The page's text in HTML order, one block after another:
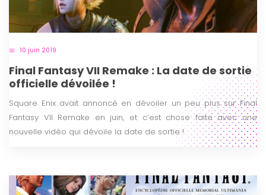
10 juin 2019
Final Fantasy VII Remake : La date de sortie
officielle dévoilée !
Square Enix avait annoncé en dévoiler un peu plus sur Final
Fantasy VII Remake en juin, et c’est chose faite avec une
nouvelle vidéo qui dévoile la date de sortie !